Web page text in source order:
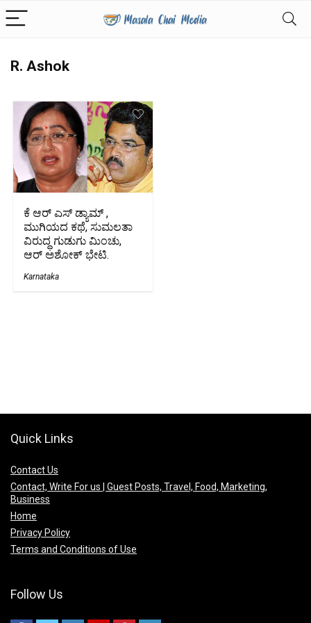
R. Ashok
ಕೆ ಆರ್ ಎಸ್ ಡ್ಯಾಮ್ ,
ಮುಗಿಯದ ಕಥೆ, ಸುಮಲತಾ
ವಿರುದ್ಧ ಗುಡುಗು ಮಿಂಚು,
ಆರ್ ಅಶೋಕ್ ಭೇಟಿ.
Karnataka
Quick Links
Contact Us
Contact, Write For us | Guest Posts, Travel, Food, Marketing,
Business
Home
Privacy Policy
Terms and Conditions of Use
Follow Us